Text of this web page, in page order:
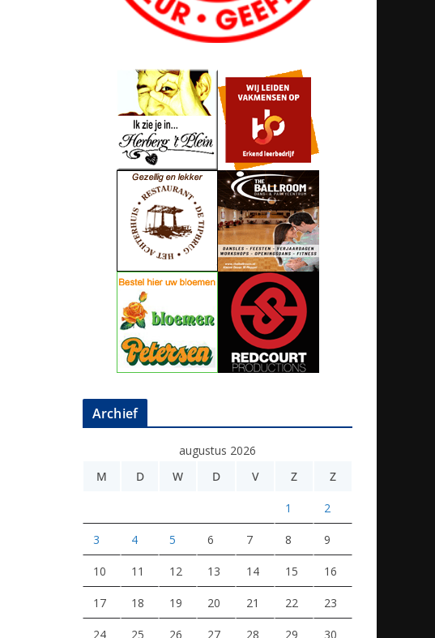
Archief
augustus 2026
M
D W D V Z Z
1 2
3 4 5 6 7 8 9
10 11 12 13 14 15 16
17 18 19 20 21 22 23
24 25 26 27 28 29 30